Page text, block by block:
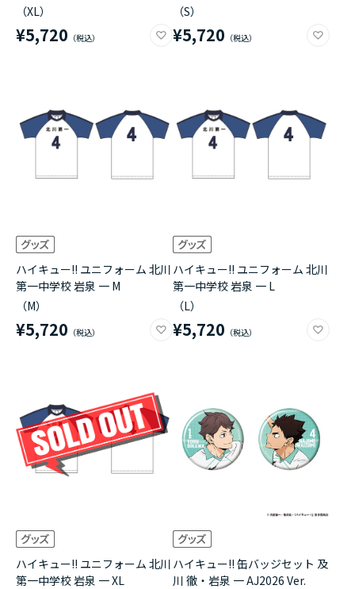
（XL）
¥5,720
（S）
¥5,720
ハイキュー!! ユニフォーム 北川
第一中学校 岩泉 一 M
（M）
¥5,720
ハイキュー!! ユニフォーム 北川
第一中学校 岩泉 一 L
（L）
¥5,720
ハイキュー!! ユニフォーム 北川
第一中学校 岩泉 一 XL
ハイキュー!! 缶バッジセット 及
川 徹・岩泉 一 AJ2026 Ver.